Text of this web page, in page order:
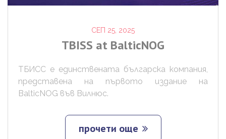
СЕП 25, 2025
TBISS at BalticNOG
ТБИСС е единствената българска компания,
представена на първото издание на
BalticNOG във Вилнюс.
прочети още